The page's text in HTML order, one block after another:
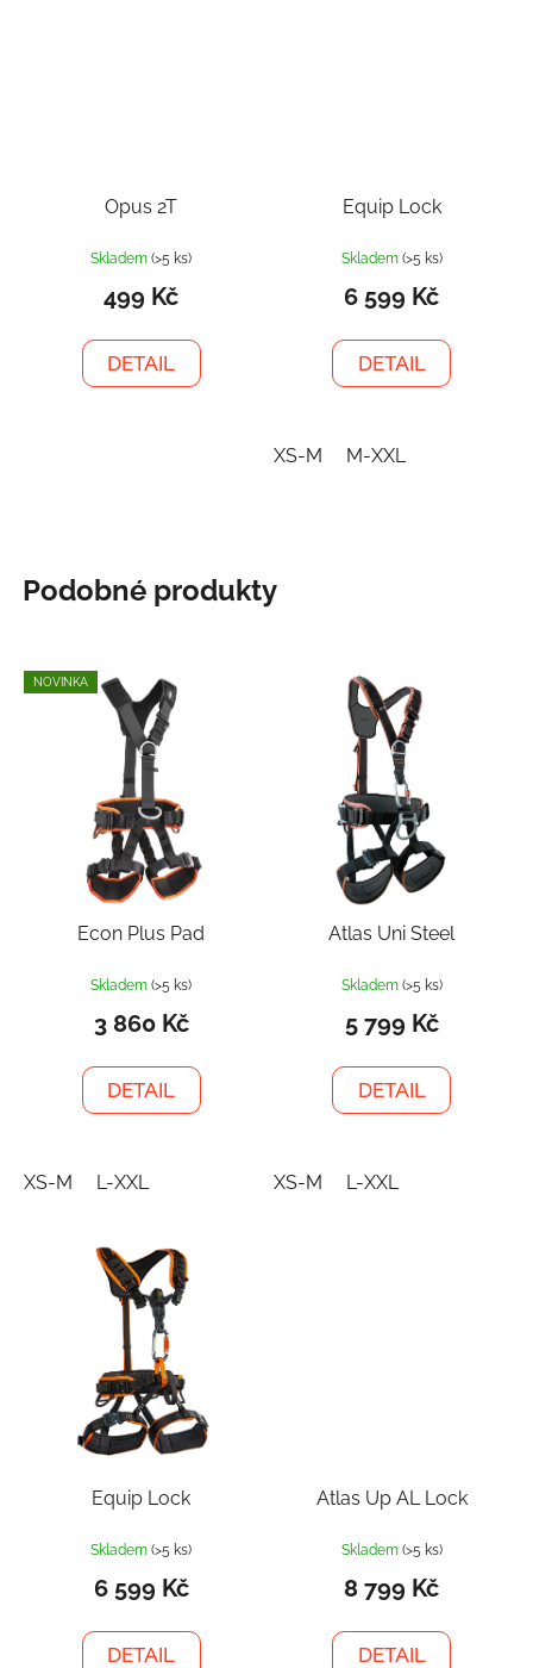
Opus 2T
Skladem(>5 ks)
499 Kč
DETAIL
Equip Lock
Skladem (>5 ks)
6 599 Kč
DETAIL
XS-M M-XXL
Podobné produkty
NOVINKA
Econ Plus Pad
Skladem(>5 ks)
3 860 Kč
DETAIL
XS-M L-XXL
Atlas Uni Steel
Skladem (>5 ks)
5 799 Kč
DETAIL
XS-M L-XXL
Equip Lock
Skladem(>5 ks)
6 599 Kč
DETAIL
Atlas Up AL Lock
Skladem (>5 ks)
8 799 Kč
DETAIL